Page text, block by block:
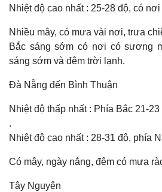
Nhiệt độ cao nhất : 25-28 độ, có nơi
Nhiều mây, có mưa vài nơi, trưa
Bắc sáng sớm có nơi có sương
sáng sớm và đêm trời lạnh.
Đà Nẵng đến Bình Thuận
Nhiệt độ thấp nhất : Phía Bắc 21-
.
Nhiệt độ cao nhất : 28-31 độ, phía
Có mây, ngày nắng, đêm có mưa
Tây Nguyên